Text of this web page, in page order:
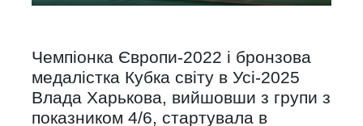
Чемпіонка Європи-2022 і бронзова
медалістка Кубка світу в Усі-2025
Влада Харькова, вийшовши з групи з
показником 4/6, стартувала в